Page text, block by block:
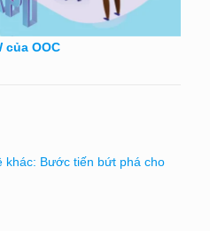
của OOC
khác: Bước tiến bứt phá cho